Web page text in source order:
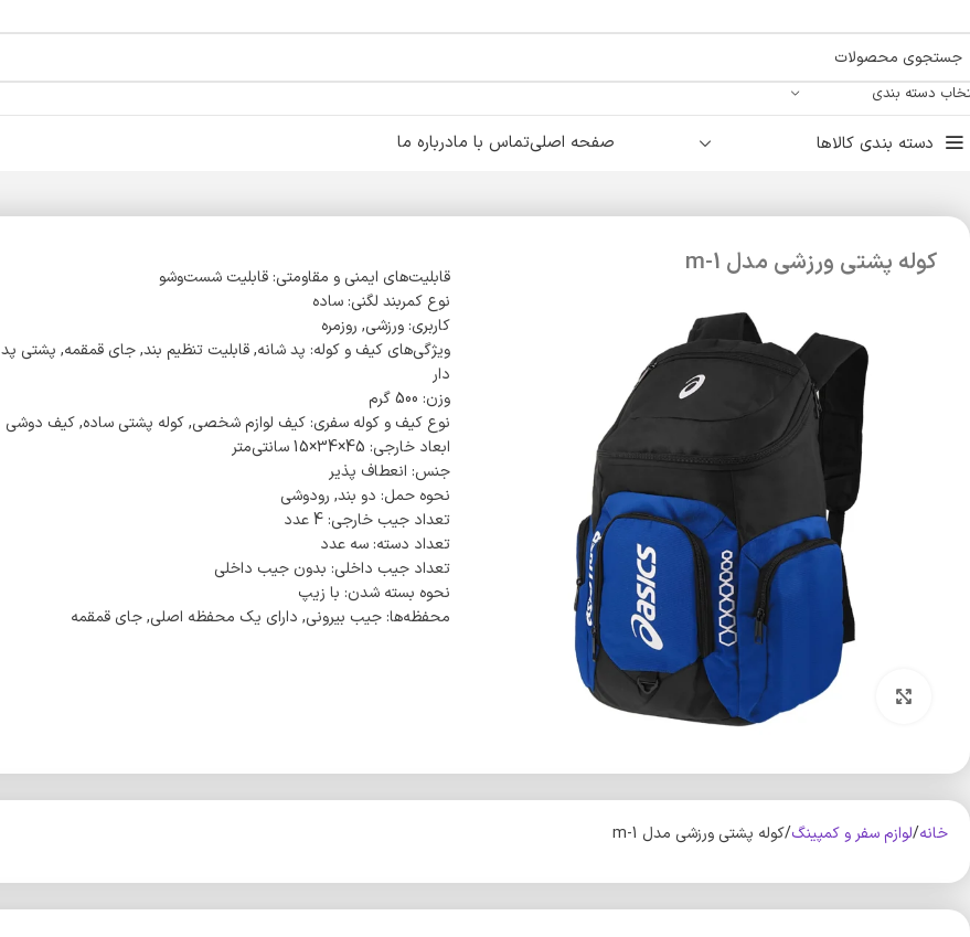
دسته بندی
دسته بندی کالاها صفحه اصلیتماس با مادرباره ما
کوله پشتی ورزشی مدل m-1
بزرگنمایی تصویر
قابلیت‌های ایمنی و مقاومتی: قابلیت شست‌وشو
نوع کمربند لگنی: ساده
کاربری: ورزشی, روزمره
ویژگی‌های کیف و کوله: پد شانه, قابلیت تنظیم بند, جای قمقمه, پشتی پد
دار
وزن: 500 گرم
نوع کیف و کوله سفری: کیف لوازم شخصی, کوله پشتی ساده, کیف دوشی
ابعاد خارجی: 45×34×15 سانتی‌متر
جنس: انعطاف پذیر
نحوه حمل: دو بند, رودوشی
تعداد جیب خارجی: 4 عدد
تعداد دسته: سه عدد
تعداد جیب داخلی: بدون جیب داخلی
نحوه بسته شدن: با زیپ
محفظه‌ها: جیب بیرونی, دارای یک محفظه اصلی, جای قمقمه
خانه لوازم سفر و کمپینگ کوله پشتی ورزشی مدل m-1